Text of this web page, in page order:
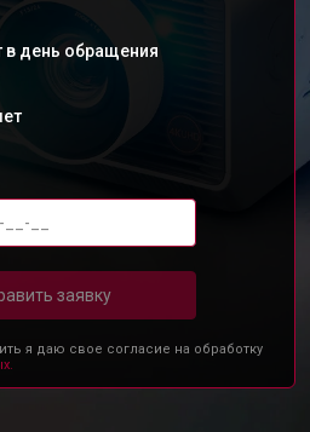
в день обращения
заявку
я даю свое согласие на обработку